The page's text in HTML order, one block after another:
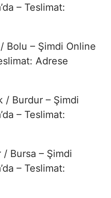
– Teslimat:
Bolu – Şimdi Online
Adrese
/ Burdur – Şimdi
– Teslimat:
/ Bursa – Şimdi
– Teslimat: